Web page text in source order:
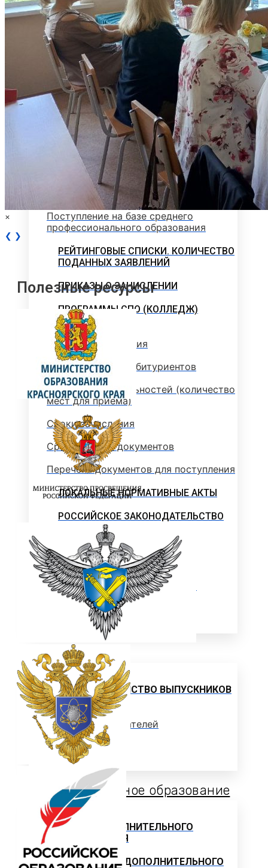
Расписание вступительных испытаний
Сроки зачисления
Сроки подачи документов
Программы вступительных испытаний
Основные сведения о ЕГЭ
Перечень необходимых документов
План приема
Особые права и преимущества
Учет индивидуальных достижений
Поступление на базе среднего
профессионального образования
РЕЙТИНГОВЫЕ СПИСКИ. КОЛИЧЕСТВО
ПОДАННЫХ ЗАЯВЛЕНИЙ
ПРИКАЗЫ О ЗАЧИСЛЕНИИ
ПРОГРАММЫ СПО (КОЛЛЕДЖ)
Стоимость обучения
Информация для абитуриентов
Перечень специальностей (количество
мест для приема)
Сроки зачисления
Сроки подачи документов
Перечень документов для поступления
ЛОКАЛЬНЫЕ НОРМАТИВНЫЕ АКТЫ
РОССИЙСКОЕ ЗАКОНОДАТЕЛЬСТВО
ИНСТРУКЦИИ
ОБРАЗЦЫ ДОКУМЕНТОВ
ОБРАЗОВАТЕЛЬНЫЙ КРЕДИТ
ЦЕЛЕВОЕ ОБУЧЕНИЕ
Выпускнику
ТРУДОУСТРОЙСТВО ВЫПУСКНИКОВ
Отзывы работодателей
Выпускники
Дополнительное образование
ЦЕНТР ДОПОЛНИТЕЛЬНОГО
ОБРАЗОВАНИЯ
ПРОГРАММЫ ДОПОЛНИТЕЛЬНОГО
×
❮ ❯
Полезные ресурсы